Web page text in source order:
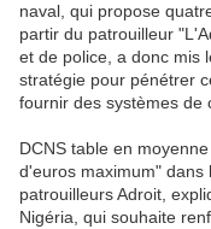
naval, qui propose
partir du patrouilleur
et de police, a donc mis
stratégie pour pénétrer
fournir des systèmes de
DCNS table en
d'euros maximum" dans
patrouilleurs Adroit,
Nigéria, qui souhaite